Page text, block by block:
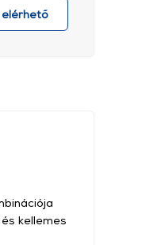
kellemes